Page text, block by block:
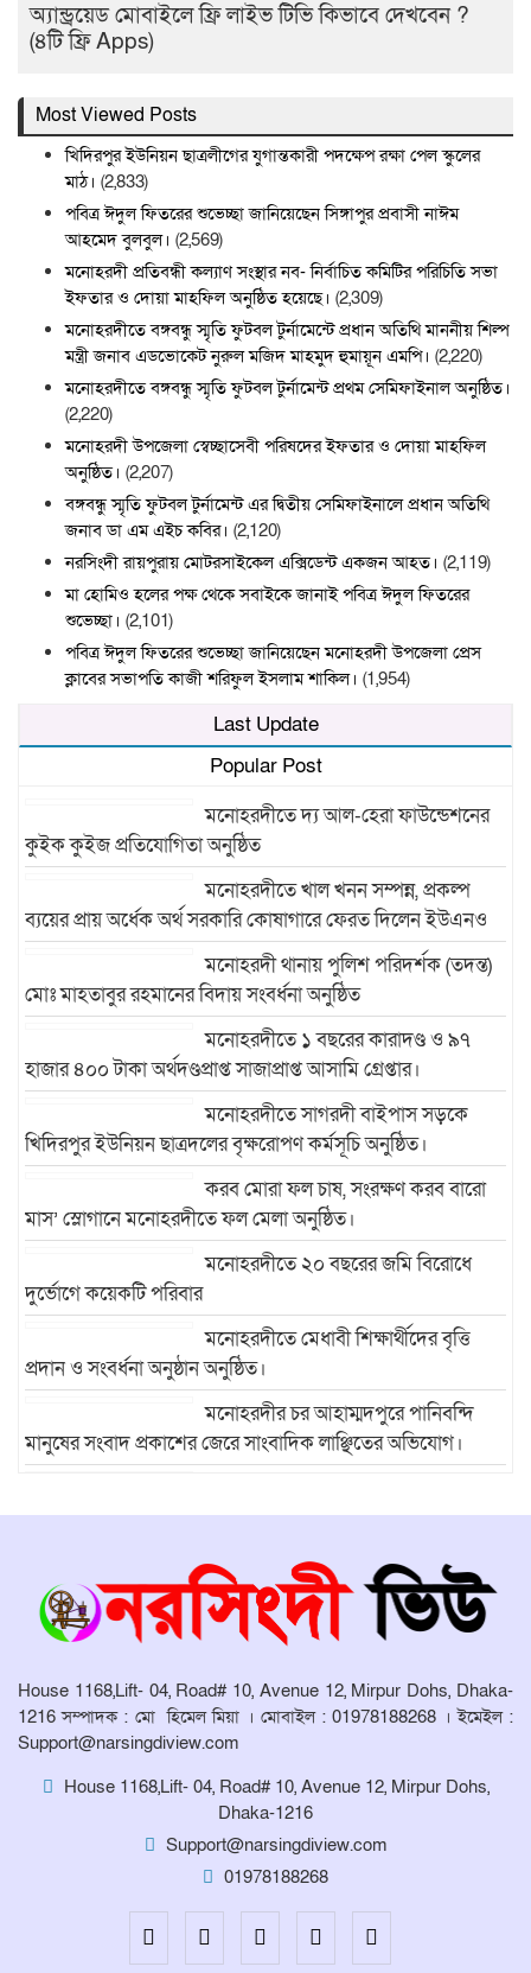
অ্যান্ড্রয়েড মোবাইলে ফ্রি লাইভ টিভি কিভাবে দেখবেন ?
(৪টি ফ্রি Apps)
Most Viewed Posts
খিদিরপুর ইউনিয়ন ছাত্রলীগের যুগান্তকারী পদক্ষেপ রক্ষা পেল স্কুলের
মাঠ। (2,833)
পবিত্র ঈদুল ফিতরের শুভেচ্ছা জানিয়েছেন সিঙ্গাপুর প্রবাসী নাঈম
আহমেদ বুলবুল। (2,569)
মনোহরদী প্রতিবন্ধী কল্যাণ সংস্থার নব- নির্বাচিত কমিটির পরিচিতি সভা
ইফতার ও দোয়া মাহফিল অনুষ্ঠিত হয়েছে। (2,309)
মনোহরদীতে বঙ্গবন্ধু স্মৃতি ফুটবল টুর্নামেন্টে প্রধান অতিথি মাননীয় শিল্প
মন্ত্রী জনাব এডভোকেট নুরুল মজিদ মাহমুদ হুমায়ূন এমপি। (2,220)
মনোহরদীতে বঙ্গবন্ধু স্মৃতি ফুটবল টুর্নামেন্ট প্রথম সেমিফাইনাল অনুষ্ঠিত।
(2,220)
মনোহরদী উপজেলা স্বেচ্ছাসেবী পরিষদের ইফতার ও দোয়া মাহফিল
অনুষ্ঠিত। (2,207)
বঙ্গবন্ধু স্মৃতি ফুটবল টুর্নামেন্ট এর দ্বিতীয় সেমিফাইনালে প্রধান অতিথি
জনাব ডা এম এইচ কবির। (2,120)
নরসিংদী রায়পুরায় মোটরসাইকেল এক্সিডেন্ট একজন আহত। (2,119)
মা হোমিও হলের পক্ষ থেকে সবাইকে জানাই পবিত্র ঈদুল ফিতরের
শুভেচ্ছা। (2,101)
পবিত্র ঈদুল ফিতরের শুভেচ্ছা জানিয়েছেন মনোহরদী উপজেলা প্রেস
ক্লাবের সভাপতি কাজী শরিফুল ইসলাম শাকিল। (1,954)
Last Update
Popular Post
মনোহরদীতে দ্য আল-হেরা ফাউন্ডেশনের
কুইক কুইজ প্রতিযোগিতা অনুষ্ঠিত
মনোহরদীতে খাল খনন সম্পন্ন, প্রকল্প
ব্যয়ের প্রায় অর্ধেক অর্থ সরকারি কোষাগারে ফেরত দিলেন ইউএনও
মনোহরদী থানায় পুলিশ পরিদর্শক (তদন্ত)
মোঃ মাহতাবুর রহমানের বিদায় সংবর্ধনা অনুষ্ঠিত
মনোহরদীতে ১ বছরের কারাদণ্ড ও ৯৭
হাজার ৪০০ টাকা অর্থদণ্ডপ্রাপ্ত সাজাপ্রাপ্ত আসামি গ্রেপ্তার।
মনোহরদীতে সাগরদী বাইপাস সড়কে
খিদিরপুর ইউনিয়ন ছাত্রদলের বৃক্ষরোপণ কর্মসূচি অনুষ্ঠিত।
করব মোরা ফল চাষ, সংরক্ষণ করব বারো
মাস’ স্লোগানে মনোহরদীতে ফল মেলা অনুষ্ঠিত।
মনোহরদীতে ২০ বছরের জমি বিরোধে
দুর্ভোগে কয়েকটি পরিবার
মনোহরদীতে মেধাবী শিক্ষার্থীদের বৃত্তি
প্রদান ও সংবর্ধনা অনুষ্ঠান অনুষ্ঠিত।
মনোহরদীর চর আহাম্মদপুরে পানিবন্দি
মানুষের সংবাদ প্রকাশের জেরে সাংবাদিক লাঞ্ছিতের অভিযোগ।
কমিটির সভা অনুষ্ঠিত
House 1168,Lift- 04, Road# 10, Avenue 12, Mirpur Dohs, Dhaka-
1216 সম্পাদক : মো হিমেল মিয়া । মোবাইল : 01978188268 । ইমেইল :
Support@narsingdiview.com
House 1168,Lift- 04, Road# 10, Avenue 12, Mirpur Dohs,
Dhaka-1216
Support@narsingdiview.com
01978188268